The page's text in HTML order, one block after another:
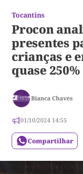
Tocantins
Procon
presentes
crianças e
quase 250%
Bianca Chaves
01/10/2024 14:55
Compartilhar